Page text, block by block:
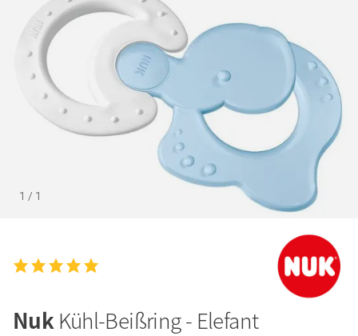
1 / 1
Nuk Kühl-Beißring - Elefant